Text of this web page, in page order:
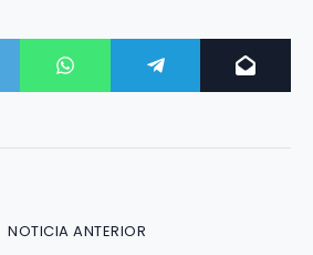
NOTICIA ANTERIOR